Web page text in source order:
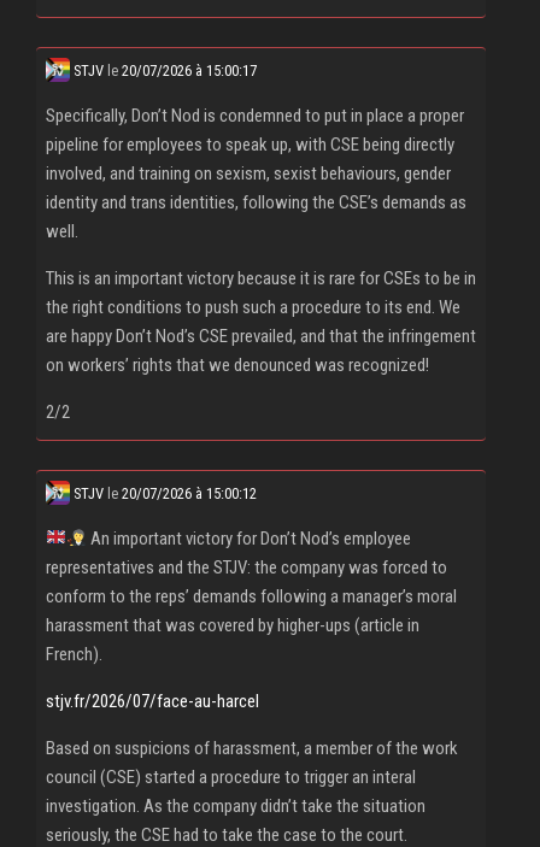
STJV le 20/07/2026 à 15:00:17
Specifically, Don’t Nod is condemned to put in place a proper
pipeline for employees to speak up, with CSE being directly
involved, and training on sexism, sexist behaviours, gender
identity and trans identities, following the CSE’s demands as
well.
This is an important victory because it is rare for CSEs to be in
the right conditions to push such a procedure to its end. We
are happy Don’t Nod’s CSE prevailed, and that the infringement
on workers’ rights that we denounced was recognized!
2/2
STJV le 20/07/2026 à 15:00:12
An important victory for Don’t Nod’s employee
representatives and the STJV: the company was forced to
conform to the reps’ demands following a manager’s moral
harassment that was covered by higher-ups (article in
French).
stjv.fr/2026/07/face-au-harcel
Based on suspicions of harassment, a member of the work
council (CSE) started a procedure to trigger an interal
investigation. As the company didn’t take the situation
seriously, the CSE had to take the case to the court.